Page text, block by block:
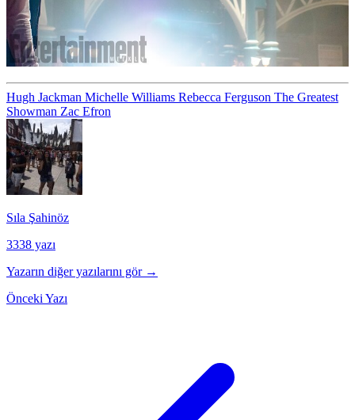
Hugh Jackman Michelle Williams Rebecca Ferguson The Greatest
Showman Zac Efron
Sıla Şahinöz
3338 yazı
Yazarın diğer yazılarını gör →
Önceki Yazı